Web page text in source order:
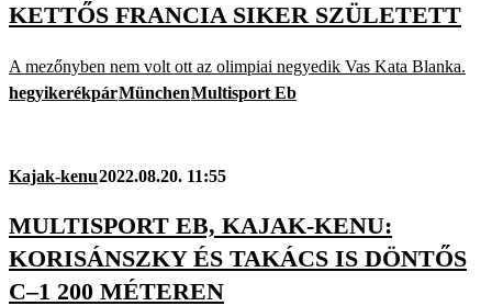
KETTŐS FRANCIA SIKER SZÜLETETT
A mezőnyben nem volt ott az olimpiai negyedik Vas Kata Blanka.
hegyikerékpárMünchenMultisport Eb
Kajak-kenu2022.08.20. 11:55
MULTISPORT EB, KAJAK-KENU:
KORISÁNSZKY ÉS TAKÁCS IS DÖNTŐS
C–1 200 MÉTEREN